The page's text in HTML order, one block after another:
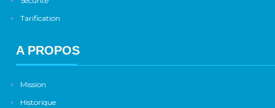
Tarification
A PROPOS
Mission
Historique